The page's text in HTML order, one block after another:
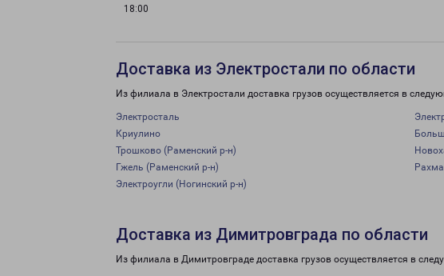
18:00
Доставка из Электростали по области
Из филиала в Электростали доставка грузов осуществляется в
Электросталь
Криулино
Трошково (Раменский р-н)
Гжель (Раменский р-н)
Электроугли (Ногинский р-н)
Доставка из Димитровграда по области
Из филиала в Димитровграде доставка грузов осуществляется в